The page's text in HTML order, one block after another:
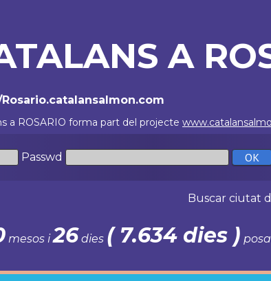
A
a ROSARIO forma part del projecte
Passwd
Buscar ciutat
mesos i26dies ( 7.634 dies )